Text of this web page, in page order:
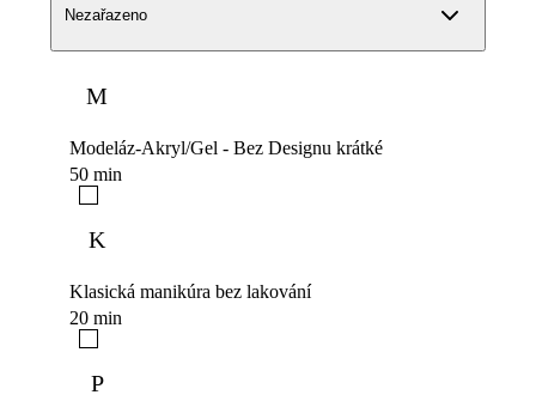
Nezařazeno
M
Modeláz-Akryl/Gel - Bez Designu krátké
50 min
K
Klasická manikúra bez lakování
20 min
P